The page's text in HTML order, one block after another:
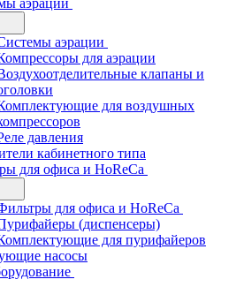
аэрации
аэрации
для аэрации
клапаны и
для воздушных
давления
кабинетного типа
для офиса и HoReCa
для офиса и HoReCa
(диспенсеры)
для пурифайеров
насосы